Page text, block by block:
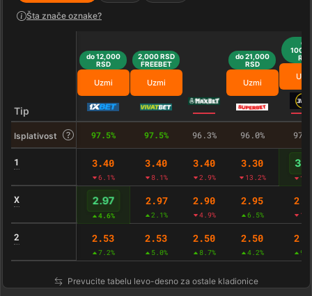
Šta znače oznake?
Tip
do 12,000
RSD
Uzmi
2,000 RSD
FREEBET
Uzmi
do 21,000
RSD
Uzmi
do
RSD
Isplativost 97.5% 97.5% 96.3% 96.0%
1 3.40
6.1%
3.40
8.1%
3.40
2.9%
3.30
13.2%
X 2.97
4.6%
2.97
2.1%
2.90
4.9%
2.95
6.5%
2 2.53
7.2%
2.53
5.0%
2.50
8.7%
2.50
4.2%
Prevucite tabelu levo-desno za ostale kladionice